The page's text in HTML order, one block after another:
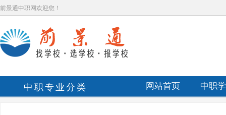
前景通中职网欢迎您！
中职专业分类 网站首页 中职